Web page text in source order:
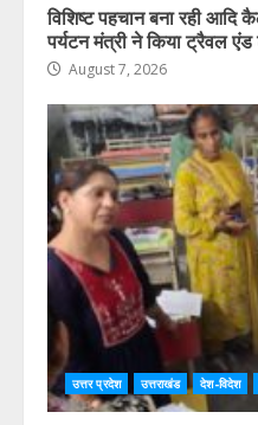
विशिष्ट पहचान बना रही आदि
पर्यटन मंत्री ने किया ट्रैवल
August 7, 2026
उत्तर प्रदेश उत्तराखंड देश-विदेश